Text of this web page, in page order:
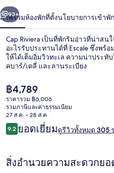
า
ถัดไป
93+
ภาพรวมห้องพักที่ตั้งนโยบายการเข้าพัก
Cap Riviera เป็นที่พักริมอ่าวที่น่าสน
อะไรรับประทานได้ที่ Escale ซึ่งพร้
ให้ได้เต็มอิ่มวิวทะเล ความน่าประทั
คบาร์/เดลี่ และลานระเบียง
ราคา
ปัจจุบัน
฿4,789
฿4,789
ราคารวม ฿6,006
รวมภาษีและค่าธรรมเนียม
27 ส.ค. - 28 ส.ค.
รีวิว
9.29.2 จาก 10
ยอดเยี่ยมดูรีวิวทั้งหมด 305
สิ่งอำนวยความสะดวกย